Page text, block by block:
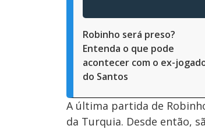
Robinho será preso?
Entenda o que pode
acontecer com o ex-
do Santos
A última partida de
da Turquia. Desde então,